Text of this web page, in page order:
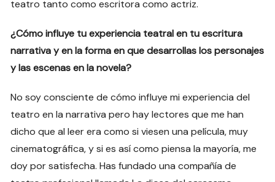
teatro tanto como escritora como actriz.
¿Cómo influye tu experiencia teatral en tu escritura
narrativa y en la forma en que desarrollas los personajes
y las escenas en la novela?
No soy consciente de cómo influye mi experiencia del
teatro en la narrativa pero hay lectores que me han
dicho que al leer era como si viesen una película, muy
cinematográfica, y si es así como piensa la mayoría, me
doy por satisfecha. Has fundado una compañía de